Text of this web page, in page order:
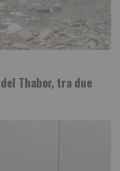
Thabor, tra due